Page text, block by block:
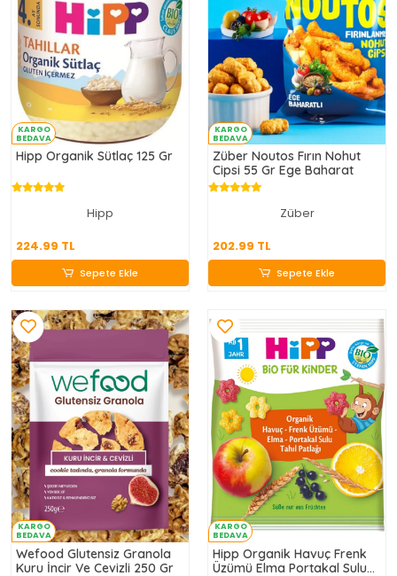
KARGO
BEDAVA
Hipp Organik Sütlaç 125 Gr
Hipp
224.99 TL
224.99 TL
Sepete Ekle
KARGO
BEDAVA
Züber Noutos Fırın Nohut
Cipsi 55 Gr Ege Baharat
Züber
202.99 TL
202.99 TL
Sepete Ekle
KARGO
BEDAVA
Wefood Glutensiz Granola
Kuru İncir Ve Cevizli 250 Gr
KARGO
BEDAVA
Hipp Organik Havuç Frenk
Üzümü Elma Portakal Sulu